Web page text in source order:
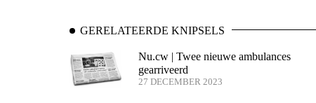
GERELATEERDE KNIPSELS
Nu.cw | Twee nieuwe ambulances
gearriveerd
27 DECEMBER 2023